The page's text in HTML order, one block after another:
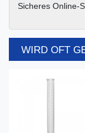
Sicheres Online-
WIRD OFT